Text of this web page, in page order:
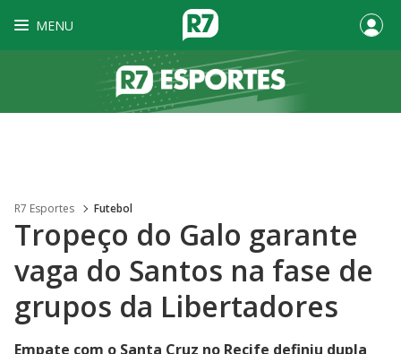
MENU
R7 Esportes Futebol
Tropeço do Galo garante
vaga do Santos na fase de
grupos da Libertadores
Empate com o Santa Cruz no Recife definiu dupla